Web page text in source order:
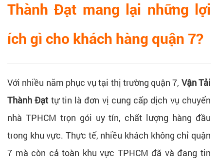
Thành Đạt mang lại những lợi
ích gì cho khách hàng quận 7?
Với nhiều năm phục vụ tại thị trường quận 7, Vận Tải
Thành Đạt tự tin là đơn vị cung cấp dịch vụ chuyển
nhà TPHCM trọn gói uy tín, chất lượng hàng đầu
trong khu vực. Thực tế, nhiều khách không chỉ quận
7 mà còn cả toàn khu vực TPHCM đã và đang tin